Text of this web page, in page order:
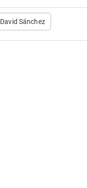
David Sánchez